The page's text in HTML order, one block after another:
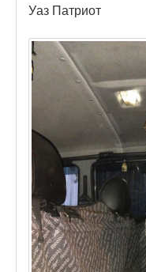
Уаз Патриот